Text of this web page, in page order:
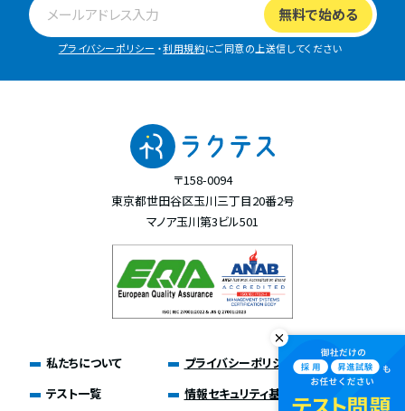
プライバシーポリシー ・利用規約にご同意の上送信してください
〒158-0094
東京都世田谷区玉川三丁目20番2号
マノア玉川第3ビル501
私たちについて
テスト一覧
プライバシーポリシー
情報セキュリティ基本方針